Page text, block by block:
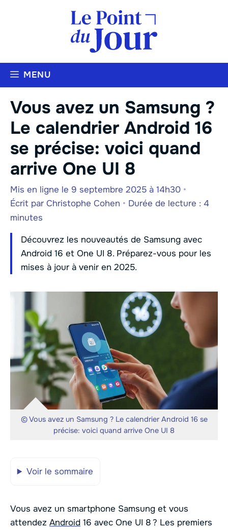
MENU
Vous avez un Samsung ?
Le calendrier Android 16
se précise: voici quand
arrive One UI 8
Mis en ligne le 9 septembre 2025 à 14h30 •
Écrit par Christophe Cohen • Durée de lecture : 4
minutes
Découvrez les nouveautés de Samsung avec
Android 16 et One UI 8. Préparez-vous pour les
mises à jour à venir en 2025.
© Vous avez un Samsung ? Le calendrier Android 16 se
précise: voici quand arrive One UI 8
Voir le sommaire
Vous avez un smartphone Samsung et vous
attendez Android 16 avec One UI 8 ? Les premiers